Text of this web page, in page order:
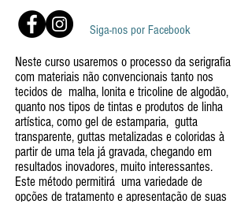
Siga-nos por Facebook
Neste curso usaremos o processo da serigrafia
com materiais não convencionais tanto nos
tecidos de malha, lonita e tricoline de algodão,
quanto nos tipos de tintas e produtos de linha
artística, como gel de estamparia, gutta
transparente, guttas metalizadas e coloridas à
partir de uma tela já gravada, chegando em
resultados inovadores, muito interessantes.
Este método permitirá uma variedade de
opções de tratamento e apresentação de suas